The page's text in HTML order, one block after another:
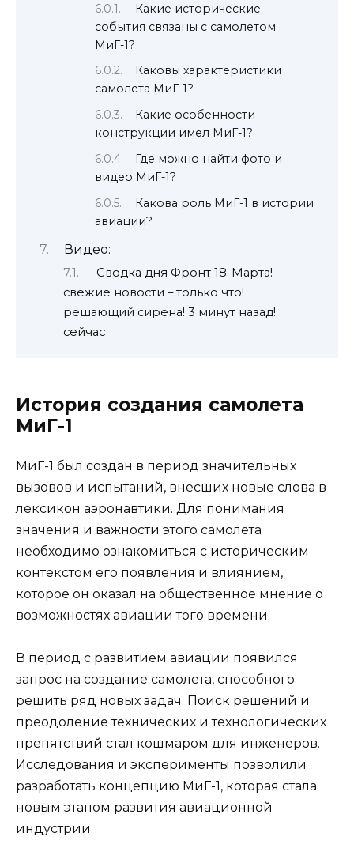
Какие исторические
события связаны с самолетом
МиГ-1?
Каковы характеристики
самолета МиГ-1?
Какие особенности
конструкции имел МиГ-1?
Где можно найти фото и
видео МиГ-1?
Какова роль МиГ-1 в истории
авиации?
Видео:
Сводка дня Фронт 18-Марта!
свежие новости – только что!
решающий сирена! 3 минут назад!
сейчас
История создания самолета
МиГ-1
МиГ-1 был создан в период значительных
вызовов и испытаний, внесших новые слова в
лексикон аэронавтики. Для понимания
значения и важности этого самолета
необходимо ознакомиться с историческим
контекстом его появления и влиянием,
которое он оказал на общественное мнение о
возможностях авиации того времени.
В период с развитием авиации появился
запрос на создание самолета, способного
решить ряд новых задач. Поиск решений и
преодоление технических и технологических
препятствий стал кошмаром для инженеров.
Исследования и эксперименты позволили
разработать концепцию МиГ-1, которая стала
новым этапом развития авиационной
индустрии.